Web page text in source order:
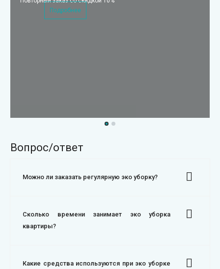
Подробнее
Вопрос/ответ
Можно ли заказать регулярную эко уборку?
Сколько времени занимает эко уборка
квартиры?
Какие средства используются при эко уборке